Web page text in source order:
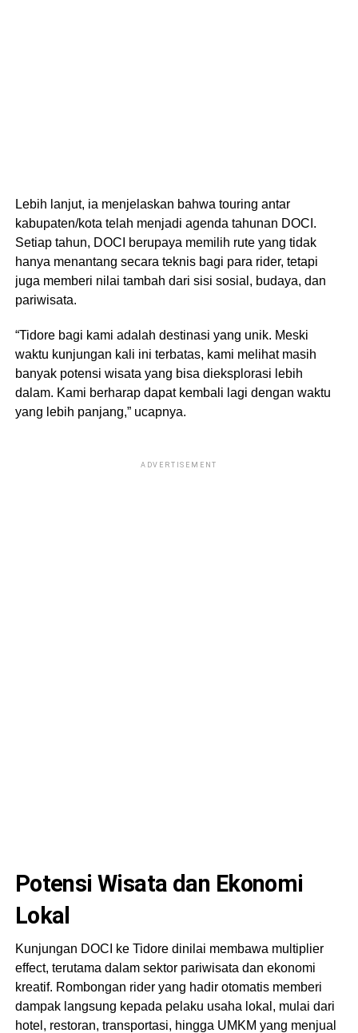
Lebih lanjut, ia menjelaskan bahwa touring antar
kabupaten/kota telah menjadi agenda tahunan DOCI.
Setiap tahun, DOCI berupaya memilih rute yang tidak
hanya menantang secara teknis bagi para rider, tetapi
juga memberi nilai tambah dari sisi sosial, budaya, dan
pariwisata.
“Tidore bagi kami adalah destinasi yang unik. Meski
waktu kunjungan kali ini terbatas, kami melihat masih
banyak potensi wisata yang bisa dieksplorasi lebih
dalam. Kami berharap dapat kembali lagi dengan waktu
yang lebih panjang,” ucapnya.
ADVERTISEMENT
Potensi Wisata dan Ekonomi
Lokal
Kunjungan DOCI ke Tidore dinilai membawa multiplier
effect, terutama dalam sektor pariwisata dan ekonomi
kreatif. Rombongan rider yang hadir otomatis memberi
dampak langsung kepada pelaku usaha lokal, mulai dari
hotel, restoran, transportasi, hingga UMKM yang menjual